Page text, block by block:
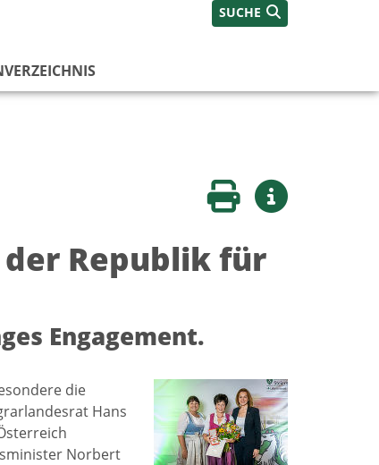
SUCHE
Seite druckenWeitere Infos
der Republik für
Engagement.
die
Hans
Norbert